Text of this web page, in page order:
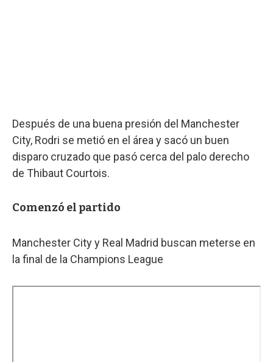
Después de una buena presión del Manchester
City, Rodri se metió en el área y sacó un buen
disparo cruzado que pasó cerca del palo derecho
de Thibaut Courtois.
Comenzó el partido
Manchester City y Real Madrid buscan meterse en
la final de la Champions League